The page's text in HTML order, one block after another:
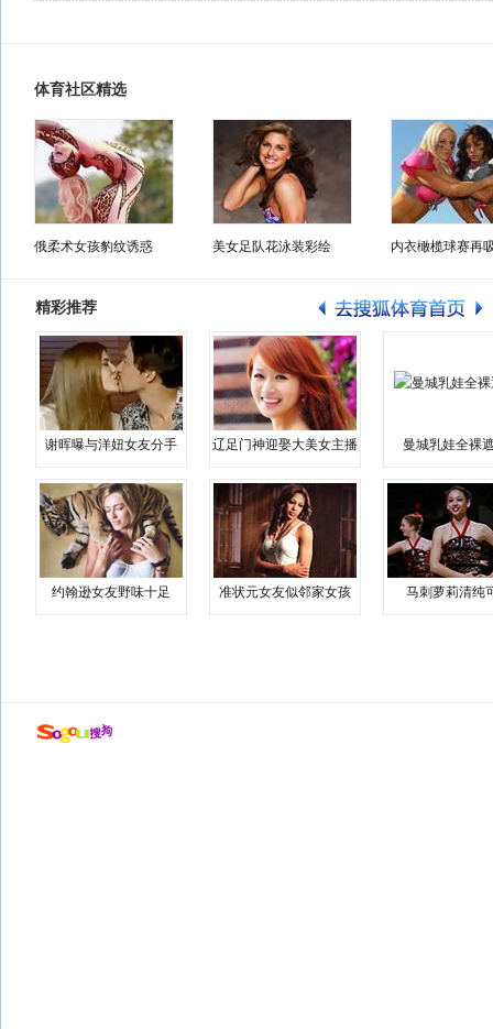
体育社区精选
俄柔术女孩豹纹诱惑 美女足队花泳装彩绘 内衣橄榄球赛再
精彩推荐
谢晖曝与洋妞女友分手 辽足门神迎娶大美女主播 曼城乳娃全裸
约翰逊女友野味十足 准状元女友似邻家女孩 马刺萝莉清纯